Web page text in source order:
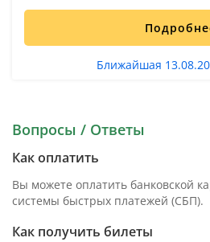
Ближайшая
Вопросы / Ответы
Как оплатить
Вы можете оплатить банковской
системы быстрых платежей (СБП).
Как получить билеты